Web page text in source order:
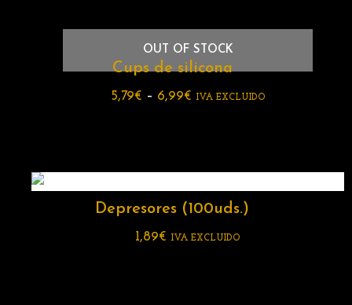
OUT OF STOCK
Cups de silicona
5,79€ – 6,99€ IVA EXCLUIDO
Depresores (100uds.)
1,89€ IVA EXCLUIDO